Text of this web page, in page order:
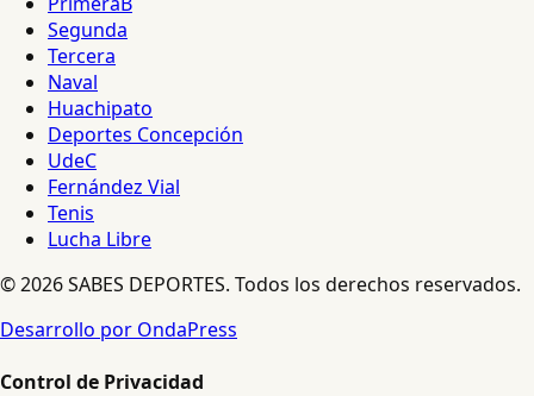
Segunda
Tercera
Naval
Huachipato
Deportes Concepción
UdeC
Fernández Vial
Tenis
Lucha Libre
© 2026 SABES DEPORTES. Todos los derechos reservados.
Desarrollo por OndaPress
Control de Privacidad